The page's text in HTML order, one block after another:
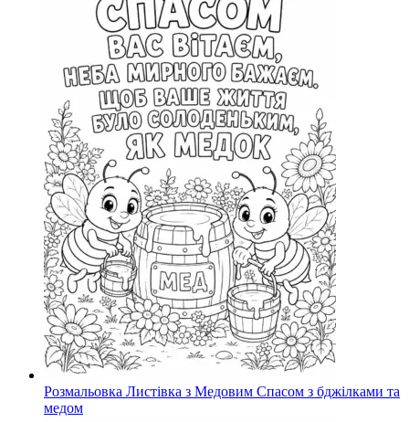
Розмальовка Листівка з Медовим Спасом з бджілками та
медом